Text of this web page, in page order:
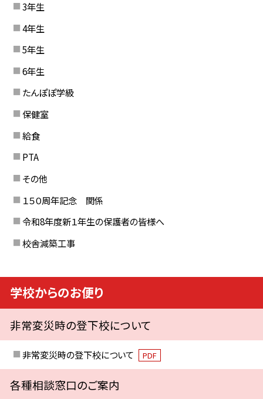
3年生
4年生
5年生
6年生
たんぽぽ学級
保健室
給食
PTA
その他
１５０周年記念 関係
令和8年度新１年生の保護者の皆様へ
校舎減築工事
学校からのお便り
非常変災時の登下校について
非常変災時の登下校について PDF
各種相談窓口のご案内